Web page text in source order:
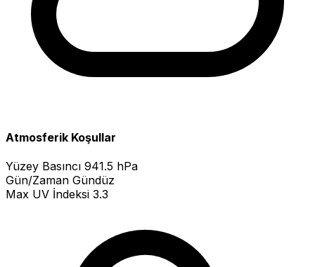
Atmosferik Koşullar
Yüzey Basıncı 941.5 hPa
Gün/Zaman Gündüz
Max UV İndeksi 3.3